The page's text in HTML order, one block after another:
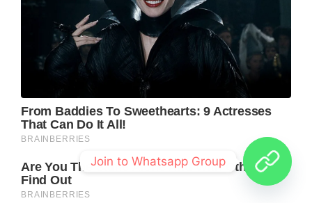
Join to Whatsapp Group